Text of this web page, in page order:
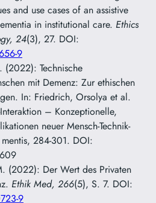
and use cases of an assistive
in institutional care. Ethics
24(3), 27. DOI:
9
(2022): Technische
mit Demenz: Zur ethischen
In: Friedrich, Orsolya et al.
– Konzeptionelle,
neuer Mensch-Technik-
284-301. DOI:
(2022): Der Wert des Privaten
Ethik Med, 266(5), S. 7. DOI:
9